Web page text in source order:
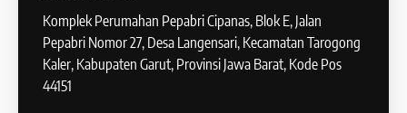
Komplek Perumahan Pepabri Cipanas, Blok E, Jalan
Pepabri Nomor 27, Desa Langensari, Kecamatan Tarogong
Kaler, Kabupaten Garut, Provinsi Jawa Barat, Kode Pos
44151